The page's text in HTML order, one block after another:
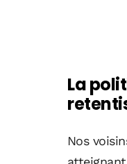
La
Nos